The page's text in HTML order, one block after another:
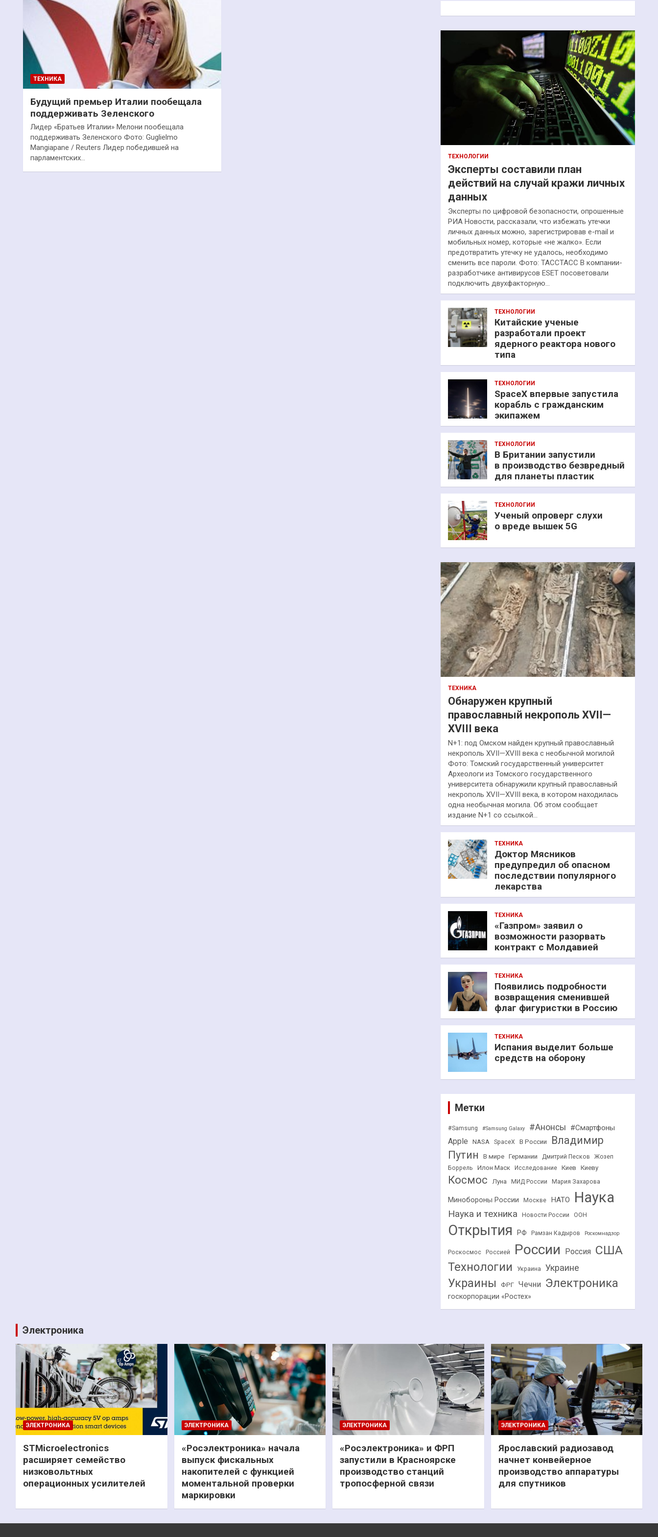
ТЕХНИКА
Будущий премьер Италии пообещала
поддерживать Зеленского
Лидер «Братьев Италии» Мелони пообещала
поддерживать Зеленского Фото: Guglielmo
Mangiapane / Reuters Лидер победившей на
парламентских…
к
ТЕХНОЛОГИИ
Эксперты составили план
действий на случай кражи личных
данных
Эксперты по цифровой безопасности, опрошенные
РИА Новости, рассказали, что избежать утечки
личных данных можно, зарегистрировав e-mail и
мобильных номер, которые «не жалко». Если
предотвратить утечку не удалось, необходимо
сменить все пароли. Фото: ТАССТАСС В компании-
разработчике антивирусов ESET посоветовали
подключить двухфакторную…
ТЕХНОЛОГИИ
Китайские ученые
разработали проект
ядерного реактора нового
типа
ТЕХНОЛОГИИ
SpaceX впервые запустила
корабль с гражданским
экипажем
ТЕХНОЛОГИИ
В Британии запустили
в производство безвредный
для планеты пластик
ТЕХНОЛОГИИ
Ученый опроверг слухи
о вреде вышек 5G
ТЕХНИКА
Обнаружен крупный
православный некрополь XVII—
XVIII века
N+1: под Омском найден крупный православный
некрополь XVII—XVIII века с необычной могилой
Фото: Томский государственный университет
Археологи из Томского государственного
университета обнаружили крупный православный
некрополь XVII—XVIII века, в котором находилась
одна необычная могила. Об этом сообщает
издание N+1 со ссылкой…
ТЕХНИКА
Доктор Мясников
предупредил об опасном
последствии популярного
лекарства
ТЕХНИКА
«Газпром» заявил о
возможности разорвать
контракт с Молдавией
ТЕХНИКА
Появились подробности
возвращения сменившей
флаг фигуристки в Россию
ТЕХНИКА
Испания выделит больше
средств на оборону
Метки
#Samsung #Samsung Galaxy #Анонсы #Смартфоны
Apple NASA SpaceX В России
Владимир
Путин
В мире Германии Дмитрий Песков
Жозеп
Боррель
Илон Маск Исследование Киев Киеву
Космос Луна МИД России Мария Захарова
Минобороны России Москве НАТО Наука
Наука и техника Новости России ООН
Открытия РФ Рамзан Кадыров Роскомнадзор
Роскосмос Россией России Россия США
Технологии Украина Украине
Украины ФРГ Чечни Электроника
госкорпорации «Ростех»
Электроника
ЭЛЕКТРОНИКА
STMicroelectronics
расширяет семейство
низковольтных
операционных усилителей
ЭЛЕКТРОНИКА
«Росэлектроника» начала
выпуск фискальных
накопителей с функцией
моментальной проверки
маркировки
ЭЛЕКТРОНИКА
«Росэлектроника» и ФРП
запустили в Красноярске
производство станций
тропосферной связи
ЭЛЕКТРОНИКА
Ярославский радиозавод
начнет конвейерное
производство аппаратуры
для спутников